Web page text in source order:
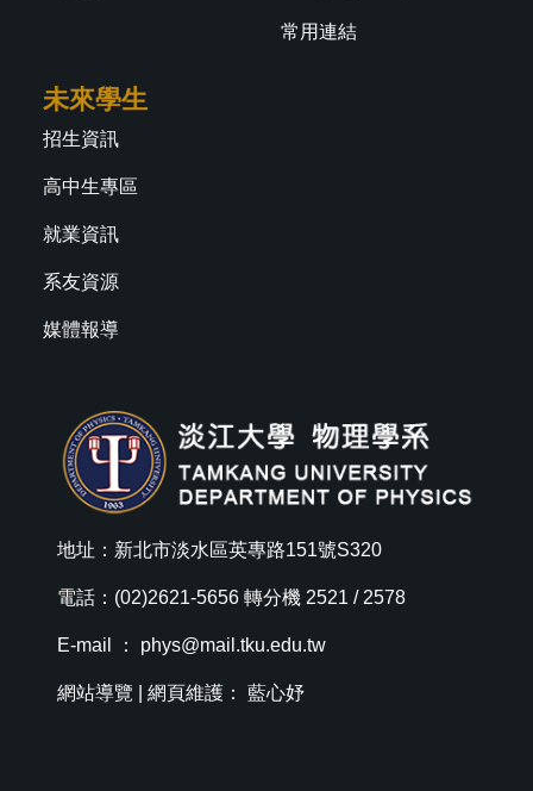
常用連結
未來學生
招生資訊
高中生專區
就業資訊
系友資源
媒體報導
地址：新北市淡水區英專路151號S320
電話：(02)2621-5656 轉分機 2521 / 2578
E-mail ： phys@mail.tku.edu.tw
網站導覽 | 網頁維護： 藍心妤